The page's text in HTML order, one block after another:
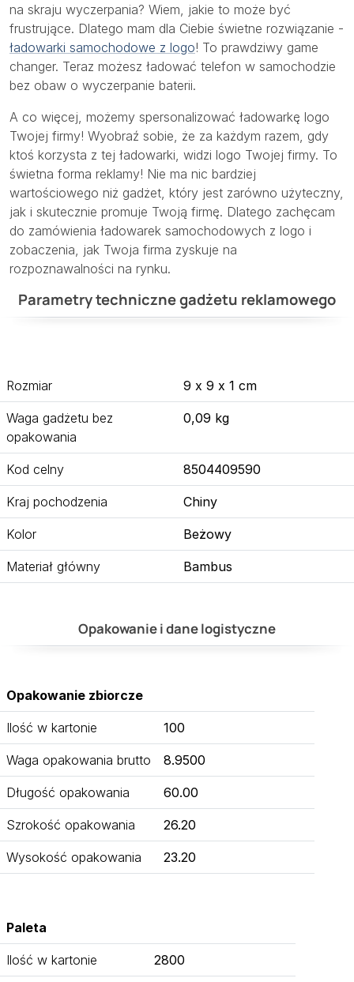
na skraju wyczerpania? Wiem, jakie to może być
frustrujące. Dlatego mam dla Ciebie świetne rozwiązanie -
ładowarki samochodowe z logo! To prawdziwy game
changer. Teraz możesz ładować telefon w samochodzie
bez obaw o wyczerpanie baterii.
A co więcej, możemy spersonalizować ładowarkę logo
Twojej firmy! Wyobraź sobie, że za każdym razem, gdy
ktoś korzysta z tej ładowarki, widzi logo Twojej firmy. To
świetna forma reklamy! Nie ma nic bardziej
wartościowego niż gadżet, który jest zarówno użyteczny,
jak i skutecznie promuje Twoją firmę. Dlatego zachęcam
do zamówienia ładowarek samochodowych z logo i
zobaczenia, jak Twoja firma zyskuje na
rozpoznawalności na rynku.
Parametry techniczne gadżetu reklamowego
Rozmiar 9 x 9 x 1 cm
Waga gadżetu bez
opakowania
0,09 kg
Kod celny 8504409590
Kraj pochodzenia Chiny
Kolor Beżowy
Materiał główny Bambus
Opakowanie i dane logistyczne
Opakowanie zbiorcze
Ilość w kartonie 100
Waga opakowania brutto 8.9500
Długość opakowania 60.00
Szrokość opakowania 26.20
Wysokość opakowania 23.20
Paleta
Ilość w kartonie 2800